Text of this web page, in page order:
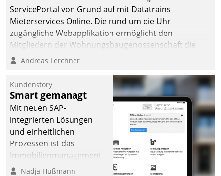
ServicePortal von Grund auf mit Datatrains
Mieterservices Online. Die rund um die Uhr
zugängliche Webapplikation ermöglicht den
Mitgliedern der Wohnungs­bau­genossenschaft die
Kontaktaufnahme per Smartphone, Tablet oder PC.
Andreas Lerchner
Kundenstory
Smart gemanagt
Mit neuen SAP-
integrierten Lösungen
und einheitlichen
Prozessen ist das
Immobilienmanagement
der Bayerischen
Nadja Hußmann